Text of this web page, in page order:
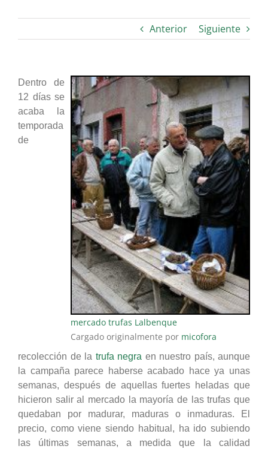
Anterior Siguiente
mercado trufas Lalbenque
Cargado originalmente por micofora
Dentro de
12 días se
acaba la
temporada
de
recolección de la trufa negra en nuestro país, aunque
la campaña parece haberse acabado hace ya unas
semanas, después de aquellas fuertes heladas que
hicieron salir al mercado la mayoría de las trufas que
quedaban por madurar, maduras o inmaduras. El
precio, como viene siendo habitual, ha ido subiendo
las últimas semanas, a medida que la calidad